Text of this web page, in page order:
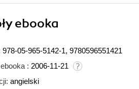
ebooka
978-05-965-5142-1, 9780596551421
: 2006-11-21
angielski